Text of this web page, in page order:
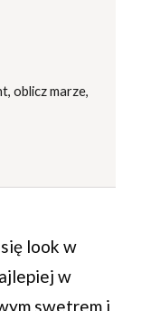
oblicz marze,
look w
w
swetrem i